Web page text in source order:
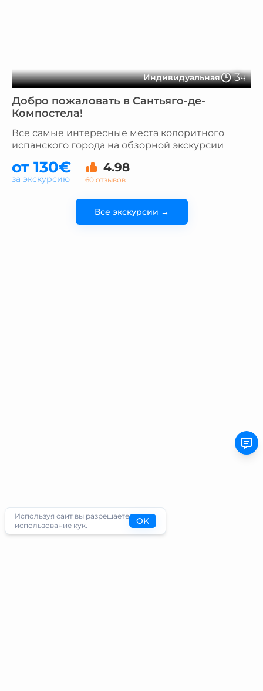
Индивидуальная 3ч
Добро пожаловать в Сантьяго-де-
Компостела!
Все самые интересные места колоритного
испанского города на обзорной экскурсии
от 130€ 4.98
60 отзывов
за экскурсию
Все экскурсии →
Используя сайт вы разрешаете
использование кук.
OK